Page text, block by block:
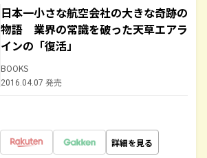
日本一小さな航空会社の大きな奇跡の
物語 業界の常識を破った天草エアラ
インの「復活」
BOOKS
2016.04.07 発売
詳細を見る